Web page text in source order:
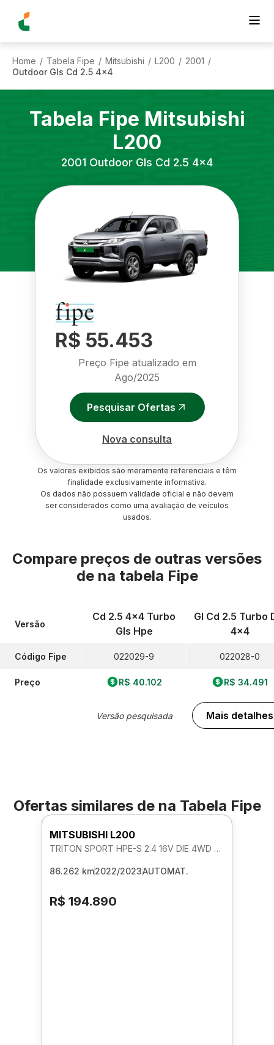
Home / Tabela Fipe / Mitsubishi / L200 / 2001 /
Outdoor Gls Cd 2.5 4x4
Tabela Fipe Mitsubishi
L200
2001 Outdoor Gls Cd 2.5 4x4
R$ 55.453
Preço Fipe atualizado em
Ago/2025
Pesquisar Ofertas
Nova consulta
Os valores exibidos são meramente referenciais e têm
finalidade exclusivamente informativa.
Os dados não possuem validade oficial e não devem
ser considerados como uma avaliação de veículos
usados.
Compare preços de outras versões
de na tabela Fipe
Versão
Código Fipe
Preço
Cd 2.5 4x4 Turbo
Gls Hpe
022029-9
R$ 40.102
Versão pesquisada
Gl Cd 2.5 Turbo
4x4
022028-0
R$ 34.491
Mais detalhes
Ofertas similares de na Tabela Fipe
MITSUBISHI L200
TRITON SPORT HPE-S 2.4 16V DIE 4WD AUTOMATICO
86.262 km2022/2023AUTOMAT.
R$ 194.890